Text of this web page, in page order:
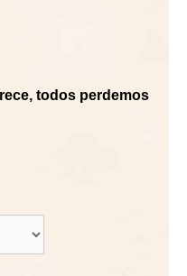
todos perdemos